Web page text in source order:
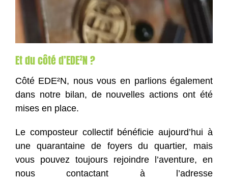
Et du côté d’EDE²N ?
Côté EDE²N, nous vous en parlions également
dans notre bilan, de nouvelles actions ont été
mises en place.
Le composteur collectif bénéficie aujourd’hui à
une quarantaine de foyers du quartier, mais
vous pouvez toujours rejoindre l’aventure, en
nous contactant à l’adresse